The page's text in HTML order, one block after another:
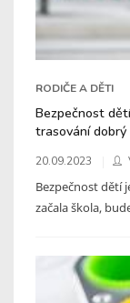
RODIČE A DĚTI
Bezpečnost
trasování dobrý
20.09.2023
Bezpečnost dětí
začala škola,